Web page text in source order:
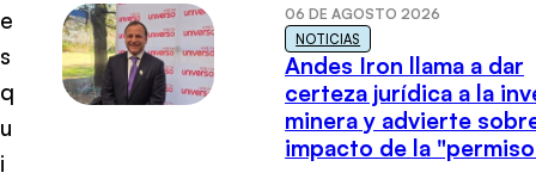
e
s
q
u
i
06 DE AGOSTO 2026
NOTICIAS
Andes Iron llama a dar
certeza jurídica a la
minera y advierte
impacto de la